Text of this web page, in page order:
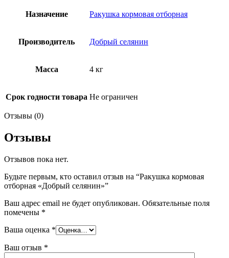
Назначение Ракушка кормовая отборная
Производитель Добрый селянин
Масса 4 кг
Срок годности товара Не ограничен
Отзывы (0)
Отзывы
Отзывов пока нет.
Будьте первым, кто оставил отзыв на “Ракушка кормовая
отборная «Добрый селянин»”
Ваш адрес email не будет опубликован. Обязательные поля
помечены *
Ваша оценка *
Ваш отзыв *